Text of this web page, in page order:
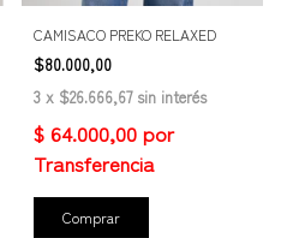
CAMISACO PREKO RELAXED
$80.000,00
3 x $26.666,67 sin interés
Comprar